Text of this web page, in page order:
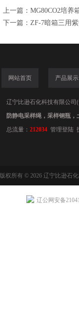
上一篇： MG80CO2培养
下一篇： ZF-7暗箱三用
网站首页 产品展示
辽宁比逊石化科技有限公司
防静电采样绳，采样钢瓶
总流量： 212034 管理登陆
版权所有 © 2026 辽宁比逊石
辽公网安备